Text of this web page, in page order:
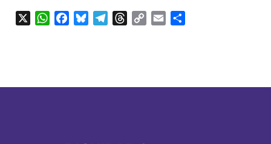
WhatsApp
FacebookBlueskyTelegramThreads
Copy Email